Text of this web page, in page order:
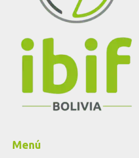
Menú